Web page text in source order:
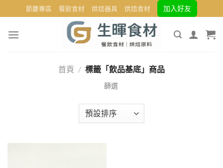
to
content
節慶專區 餐飲食材 烘焙器具 烘焙食材 加入好友
首頁 / 標籤「飲品基底」商品